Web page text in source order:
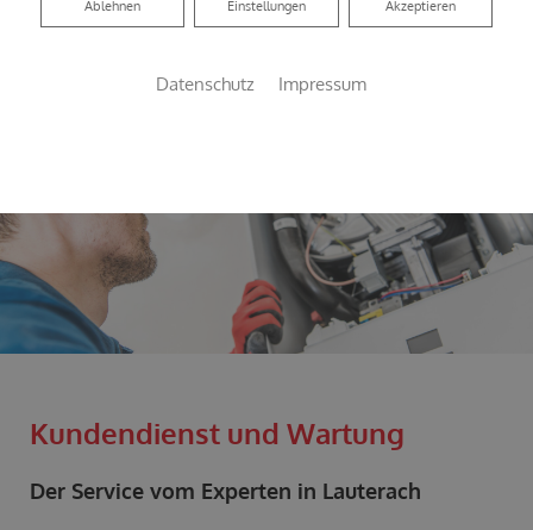
Kundendienst und Wartung
Der Service vom Experten in Lauterach
Akzeptieren
Einstellungen
Ablehnen
Ablehnen
Datenschutz Impressum